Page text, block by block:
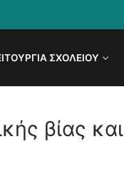
ΣΧΟΛΕΊΟΥ
βίας και